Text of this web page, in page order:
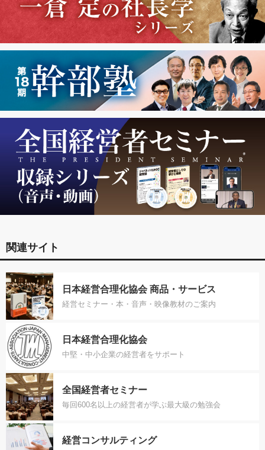
関連サイト
日本経営合理化協会 商品・サービス
経営セミナー・本・音声・映像教材のご案内
日本経営合理化協会
中堅・中小企業の経営者をサポート
全国経営者セミナー
毎回600名以上の経営者が学ぶ最大級の勉強会
経営コンサルティング